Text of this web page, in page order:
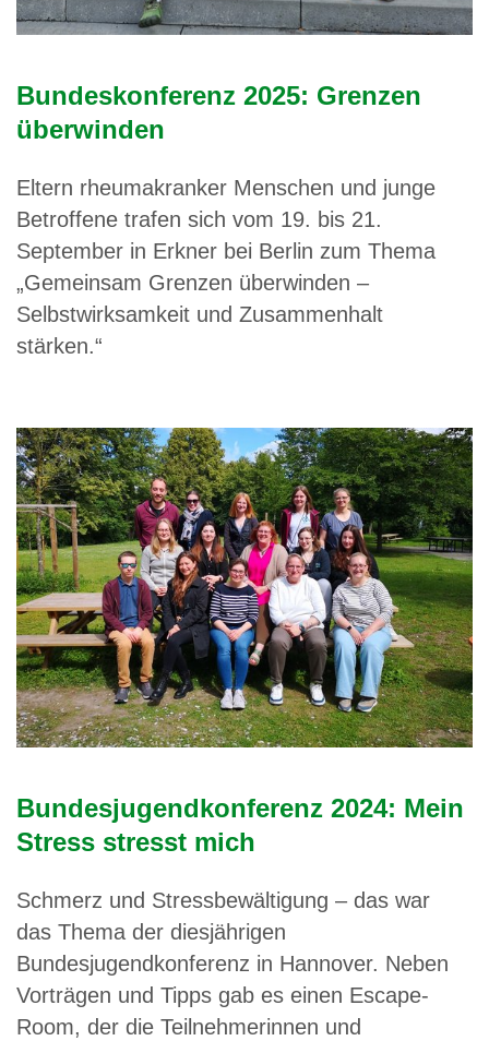
Bundeskonferenz 2025: Grenzen
überwinden
Eltern rheumakranker Menschen und junge
Betroffene trafen sich vom 19. bis 21.
September in Erkner bei Berlin zum Thema
„Gemeinsam Grenzen überwinden –
Selbstwirksamkeit und Zusammenhalt
stärken.“
Bundesjugendkonferenz 2024: Mein
Stress stresst mich
Schmerz und Stressbewältigung – das war
das Thema der diesjährigen
Bundesjugendkonferenz in Hannover. Neben
Vorträgen und Tipps gab es einen Escape-
Room, der die Teilnehmerinnen und